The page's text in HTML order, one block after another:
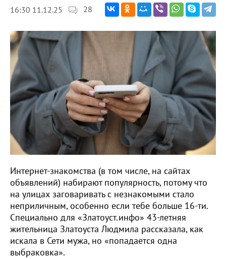
16:30 11.12.25 28
Интернет-знакомства (в том числе, на сайтах
объявлений) набирают популярность, потому что
на улицах заговаривать с незнакомыми стало
неприличным, особенно если тебе больше 16-ти.
Специально для «Златоуст.инфо» 43-летняя
жительница Златоуста Людмила рассказала, как
искала в Сети мужа, но «попадается одна
выбраковка».